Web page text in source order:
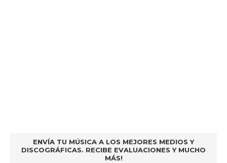
ENVÍA TU MÚSICA A LOS MEJORES MEDIOS Y
DISCOGRÁFICAS. RECIBE EVALUACIONES Y MUCHO
MÁS!